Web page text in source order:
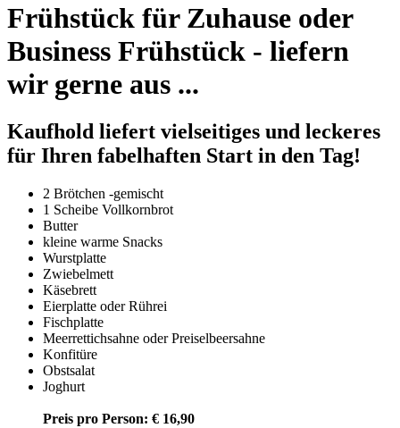
Frühstück für Zuhause oder
Business Frühstück - liefern
wir gerne aus ...
Kaufhold liefert vielseitiges und leckeres
für Ihren fabelhaften Start in den Tag!
2 Brötchen -gemischt
1 Scheibe Vollkornbrot
Butter
kleine warme Snacks
Wurstplatte
Zwiebelmett
Käsebrett
Eierplatte oder Rührei
Fischplatte
Meerrettichsahne oder Preiselbeersahne
Konfitüre
Obstsalat
Joghurt
Preis pro Person: € 16,90